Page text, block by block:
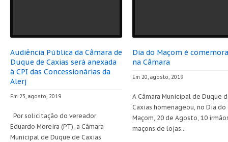
Audiência Pública da Câmara de
Duque de Caxias será anexada
à CPI das Concessionárias da
Alerj
Em 23, agosto, 2019
Por solicitação do vereador
Eduardo Moreira (PT), a Câmara
Municipal de Duque de Caxias
Dia do Maçom é
na Câmara
Em 20, agosto, 2019
A Câmara Municipal de Duque
Caxias homenageou, no Dia do
Maçom, 20 de Agosto, 10
maçons de lojas...